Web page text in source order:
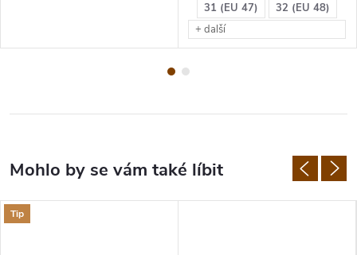
31 (EU 47)
32 (EU 48)
+ další
Tip